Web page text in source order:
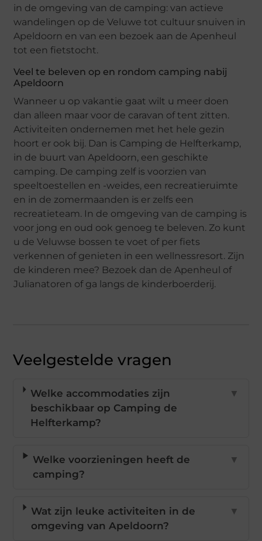
in de omgeving van de camping: van actieve
wandelingen op de Veluwe tot cultuur snuiven in
Apeldoorn en van een bezoek aan de Apenheul
tot een fietstocht.
Veel te beleven op en rondom camping nabij
Apeldoorn
Wanneer u op vakantie gaat wilt u meer doen
dan alleen maar voor de caravan of tent zitten.
Activiteiten ondernemen met het hele gezin
hoort er ook bij. Dan is Camping de Helfterkamp,
in de buurt van Apeldoorn, een geschikte
camping. De camping zelf is voorzien van
speeltoestellen en -weides, een recreatieruimte
en in de zomermaanden is er zelfs een
recreatieteam. In de omgeving van de camping is
voor jong en oud ook genoeg te beleven. Zo kunt
u de Veluwse bossen te voet of per fiets
verkennen of genieten in een wellnessresort. Zijn
de kinderen mee? Bezoek dan de Apenheul of
Julianatoren of ga langs de kinderboerderij.
Veelgestelde vragen
Welke accommodaties zijn
beschikbaar op Camping de
Helfterkamp?
▼
Welke voorzieningen heeft de
camping?
▼
Wat zijn leuke activiteiten in de
omgeving van Apeldoorn?
▼